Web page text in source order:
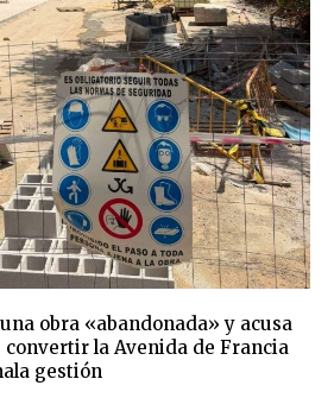
obra «abandonada» y acusa
la Avenida de Francia
gestión